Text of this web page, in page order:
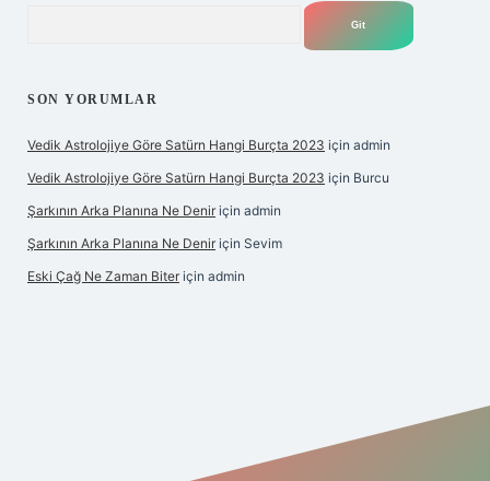
SON YORUMLAR
Vedik Astrolojiye Göre Satürn Hangi Burçta 2023 için admin
Vedik Astrolojiye Göre Satürn Hangi Burçta 2023 için Burcu
Şarkının Arka Planına Ne Denir için admin
Şarkının Arka Planına Ne Denir için Sevim
Eski Çağ Ne Zaman Biter için admin